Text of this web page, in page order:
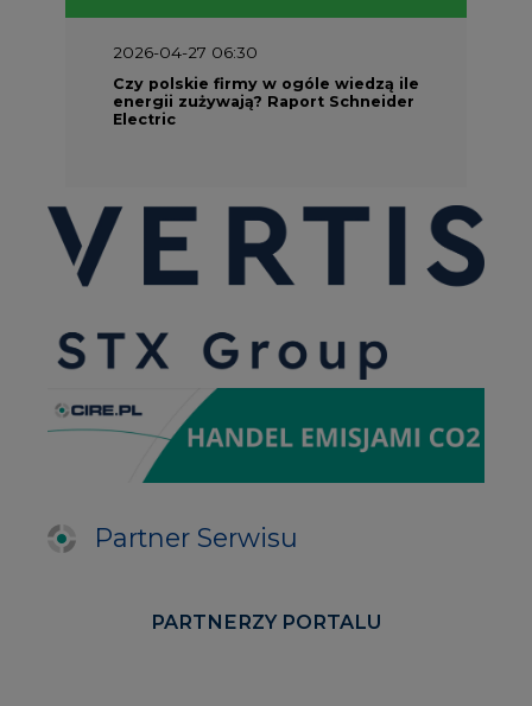
2026-04-27 06:30
Czy polskie firmy w ogóle wiedzą ile
energii zużywają? Raport Schneider
Electric
Partner Serwisu
PARTNERZY PORTALU